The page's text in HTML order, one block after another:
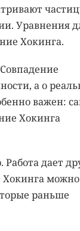
Уравнения
Хокинга.
а о
важен:
Хокинга
дает
Хокинга можно
раньше